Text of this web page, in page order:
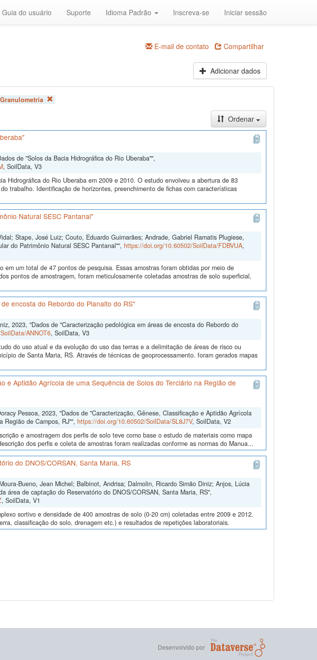
Guia do usuário Suporte Idioma Padrão Inscreva-se Iniciar sessão
E-mail de contato Compartilhar
Adicionar dados
Granulometria
Ordenar
de "Solos da Bacia Hidrográfica do Rio Uberaba"",
, SoilData, V3
Hidrográfica do Rio Uberaba em 2009 e 2010. O estudo envolveu a abertura de 83
trabalho. Identificação de horizontes, preenchimento de fichas com características
Natural SESC Pantanal"
Stape, José Luiz; Couto, Eduardo Guimarães; Andrade, Gabriel Ramatis Plugiese,
do Patrimônio Natural SESC Pantanal"", https://doi.org/10.60502/SoilData/FDBVUA,
em um total de 47 pontos de pesquisa. Essas amostras foram obtidas por meio de
pontos de amostragem, foram meticulosamente coletadas amostras de solo superficial,
encosta do Rebordo do Planalto do RS"
2023, "Dados de "Caracterização pedológica em áreas de encosta do Rebordo do
ANNOT6, SoilData, V3
do uso atual e da evolução do uso das terras e a delimitação de áreas de risco ou
de Santa Maria, RS. Através de técnicas de geoprocessamento. foram gerados mapas
e Aptidão Agrícola de uma Sequência de Solos do Terciário na Região de
Pessoa, 2023, "Dados de "Caracterização, Gênese, Classificação e Aptidão Agrícola
Região de Campos, RJ"", https://doi.org/10.60502/SoilData/SL8J7V, SoilData, V2
e amostragem dos perfis de solo teve como base o estudo de materiais como mapa
dos perfis e coleta de amostras foram realizadas conforme as normas do Manua...
do DNOS/CORSAN, Santa Maria, RS
Bueno, Jean Michel; Balbinot, Andrisa; Dalmolin, Ricardo Simão Diniz; Anjos, Lúcia
área de captação do Reservatório do DNOS/CORSAN, Santa Maria, RS",
, SoilData, V1
sortivo e densidade de 400 amostras de solo (0-20 cm) coletadas entre 2009 e 2012.
classificação do solo, drenagem etc.) e resultados de repetições laboratoriais.
Desenvolvido por